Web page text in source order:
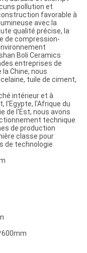
pollution et
favorable à
avec la
qualité précise, la
de compression-
Boli Ceramics
entreprises de
Chine, nous
tuile de ciment,
intérieur et à
l'Egypte, l'Afrique du
de l'Est, nous avons
technique
de production
classe pour
de technologie